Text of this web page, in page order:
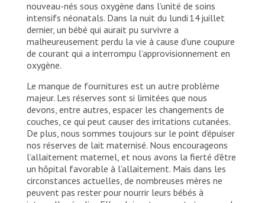
nouveau-nés sous oxygène dans l’unité de soins
intensifs néonatals. Dans la nuit du lundi 14 juillet
dernier, un bébé qui aurait pu survivre a
malheureusement perdu la vie à cause d’une coupure
de courant qui a interrompu l’approvisionnement en
oxygène.
Le manque de fournitures est un autre problème
majeur. Les réserves sont si limitées que nous
devons, entre autres, espacer les changements de
couches, ce qui peut causer des irritations cutanées.
De plus, nous sommes toujours sur le point d’épuiser
nos réserves de lait maternisé. Nous encourageons
l’allaitement maternel, et nous avons la fierté d’être
un hôpital favorable à l’allaitement. Mais dans les
circonstances actuelles, de nombreuses mères ne
peuvent pas rester pour nourrir leurs bébés à